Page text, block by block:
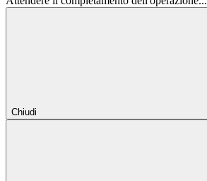
Chiudi